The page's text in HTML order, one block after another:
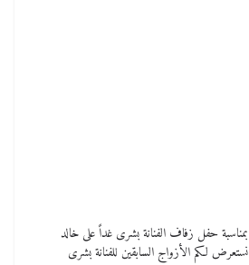
بمناسبة حفل زفاف الفنانة بشرى غداً على خالد
نستعرض لكم الأزواج السابقين للفنانة بشرى